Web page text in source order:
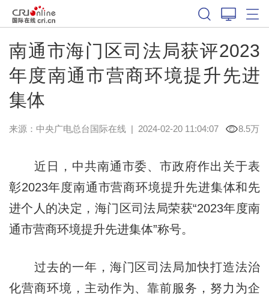
南通市海门区司法局获评2023
年度南通市营商环境提升先进
集体
来源：中央广电总台国际在线| 2024-02-20 11:04:07 8.5万
近日，中共南通市委、市政府作出关于表
彰2023年度南通市营商环境提升先进集体和先
进个人的决定，海门区司法局荣获“2023年度南
通市营商环境提升先进集体”称号。
过去的一年，海门区司法局加快打造法治
化营商环境，主动作为、靠前服务，努力为企